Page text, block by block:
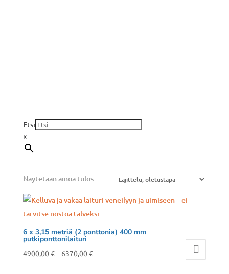
Etsi
×
Näytetään ainoa tulos
6 x 3,15 metriä (2 ponttonia) 400 mm
putkiponttonilaituri
4900,00€– 6370,00€Hintaluokka: